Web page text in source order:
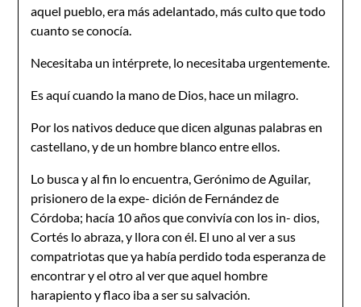
aquel pueblo, era más adelantado, más culto que todo
cuanto se conocía.
Necesitaba un intérprete, lo necesitaba urgentemente.
Es aquí cuando la mano de Dios, hace un milagro.
Por los nativos deduce que dicen algunas palabras en
castellano, y de un hombre blanco entre ellos.
Lo busca y al fin lo encuentra, Gerónimo de Aguilar,
prisionero de la expe- dición de Fernández de
Córdoba; hacía 10 años que convivía con los in- dios,
Cortés lo abraza, y llora con él. El uno al ver a sus
compatriotas que ya había perdido toda esperanza de
encontrar y el otro al ver que aquel hombre
harapiento y flaco iba a ser su salvación.